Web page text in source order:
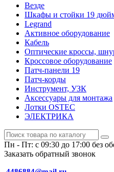
Везде
Шкафы и стойки 19
Legrand
Активное оборудование
Кабель
Оптические кроссы,
Кроссовое оборудование
Патч-панели 19
Патч-корды
Инструмент, УЗК
Аксессуары для монтажа
Лотки OSTEC
ЭЛЕКТРИКА
Пн - Пт: с 09:30 до 17:00 без
Заказать обратный звонок